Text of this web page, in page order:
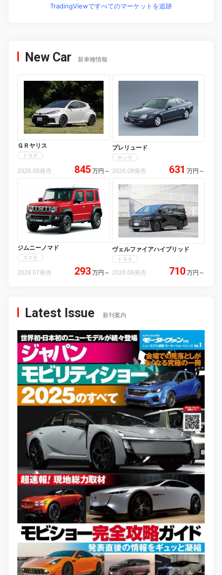
TradingViewですべてのマーケットを追跡
New Car 新車種情報
ＧＲヤリス
トヨタ
2026.08発売 845 万円 ～
プレリュード
ホンダ
2026.08発売 631 万円 ～
ジムニーノマド
スズキ
2026.07発売 293 万円 ～
ヴェルファイアハイブリッド
トヨタ
2026.06発売 710 万円 ～
Latest Issue 新刊案内